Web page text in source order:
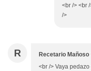
<br /> <br
/>
R Recetario Mañoso
<br /> Vaya